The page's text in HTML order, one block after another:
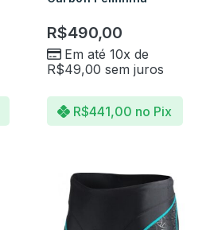
R$490,00
Em até 10x de
R$49,00 sem juros
R$441,00 no Pix